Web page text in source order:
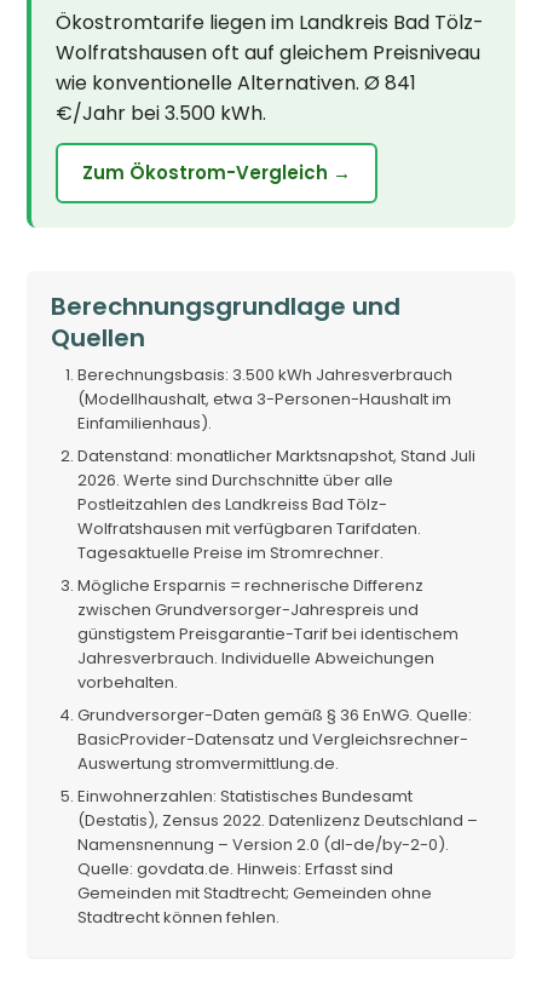
Ökostromtarife liegen im Landkreis Bad Tölz-
Wolfratshausen oft auf gleichem Preisniveau
wie konventionelle Alternativen. Ø 841
€/Jahr bei 3.500 kWh.
Zum Ökostrom-Vergleich →
Berechnungsgrundlage und
Quellen
Berechnungsbasis: 3.500 kWh Jahresverbrauch
(Modellhaushalt, etwa 3-Personen-Haushalt im
Einfamilienhaus).
Datenstand: monatlicher Marktsnapshot, Stand Juli
2026. Werte sind Durchschnitte über alle
Postleitzahlen des Landkreiss Bad Tölz-
Wolfratshausen mit verfügbaren Tarifdaten.
Tagesaktuelle Preise im Stromrechner.
Mögliche Ersparnis = rechnerische Differenz
zwischen Grundversorger-Jahrespreis und
günstigstem Preisgarantie-Tarif bei identischem
Jahresverbrauch. Individuelle Abweichungen
vorbehalten.
Grundversorger-Daten gemäß § 36 EnWG. Quelle:
BasicProvider-Datensatz und Vergleichsrechner-
Auswertung stromvermittlung.de.
Einwohnerzahlen: Statistisches Bundesamt
(Destatis), Zensus 2022. Datenlizenz Deutschland –
Namensnennung – Version 2.0 (dl-de/by-2-0).
Quelle: govdata.de. Hinweis: Erfasst sind
Gemeinden mit Stadtrecht; Gemeinden ohne
Stadtrecht können fehlen.